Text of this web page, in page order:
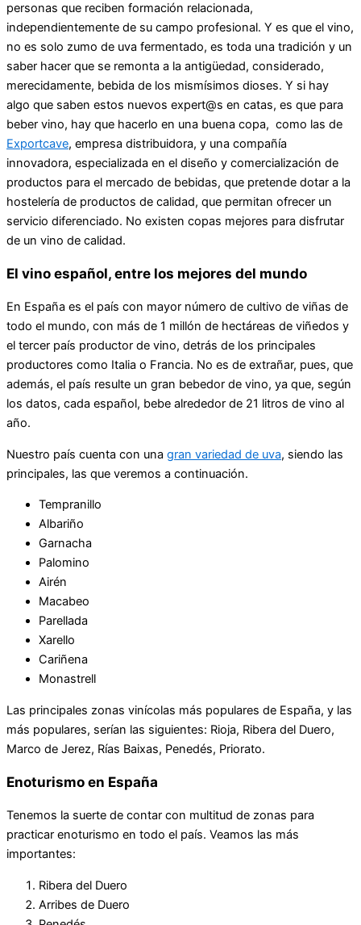
personas que reciben formación relacionada,
independientemente de su campo profesional. Y es que el vino,
no es solo zumo de uva fermentado, es toda una tradición y un
saber hacer que se remonta a la antigüedad, considerado,
merecidamente, bebida de los mismísimos dioses. Y si hay
algo que saben estos nuevos expert@s en catas, es que para
beber vino, hay que hacerlo en una buena copa, como las de
Exportcave, empresa distribuidora, y una compañía
innovadora, especializada en el diseño y comercialización de
productos para el mercado de bebidas, que pretende dotar a la
hostelería de productos de calidad, que permitan ofrecer un
servicio diferenciado. No existen copas mejores para disfrutar
de un vino de calidad.
El vino español, entre los mejores del mundo
En España es el país con mayor número de cultivo de viñas de
todo el mundo, con más de 1 millón de hectáreas de viñedos y
el tercer país productor de vino, detrás de los principales
productores como Italia o Francia. No es de extrañar, pues, que
además, el país resulte un gran bebedor de vino, ya que, según
los datos, cada español, bebe alrededor de 21 litros de vino al
año.
Nuestro país cuenta con una gran variedad de uva, siendo las
principales, las que veremos a continuación.
Tempranillo
Albariño
Garnacha
Palomino
Airén
Macabeo
Parellada
Xarello
Cariñena
Monastrell
Las principales zonas vinícolas más populares de España, y las
más populares, serían las siguientes: Rioja, Ribera del Duero,
Marco de Jerez, Rías Baixas, Penedés, Priorato.
Enoturismo en España
Tenemos la suerte de contar con multitud de zonas para
practicar enoturismo en todo el país. Veamos las más
importantes:
Ribera del Duero
Arribes de Duero